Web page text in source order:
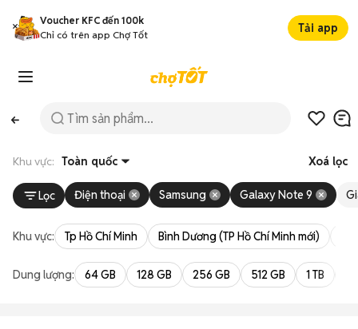
Voucher KFC đến 100k
Chỉ có trên app Chợ Tốt
Tải app
Khu vực: Toàn quốc Xoá lọc
Lọc Điện thoại Samsung Galaxy Note 9
Khu vực: Tp Hồ Chí Minh Bình Dương (TP Hồ Chí Minh mới)
Dung lượng: 64 GB 128 GB 256 GB 512 GB 1 TB